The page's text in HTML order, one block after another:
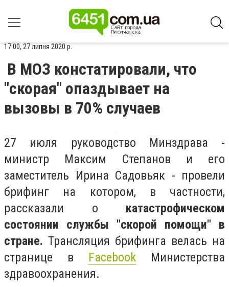
17:00, 27 липня 2020 р.
В МОЗ констатировали, что
"скорая" опаздывает на
вызовы в 70% случаев
27 июля руководство Минздрава -
министр Максим Степанов и его
заместитель Ирина Садовьяк - провели
брифинг на котором, в частности,
рассказали о катастрофическом
состоянии службы "скорой помощи" в
стране. Трансляция брифинга велась на
странице в Facebook Министерства
здравоохранения.